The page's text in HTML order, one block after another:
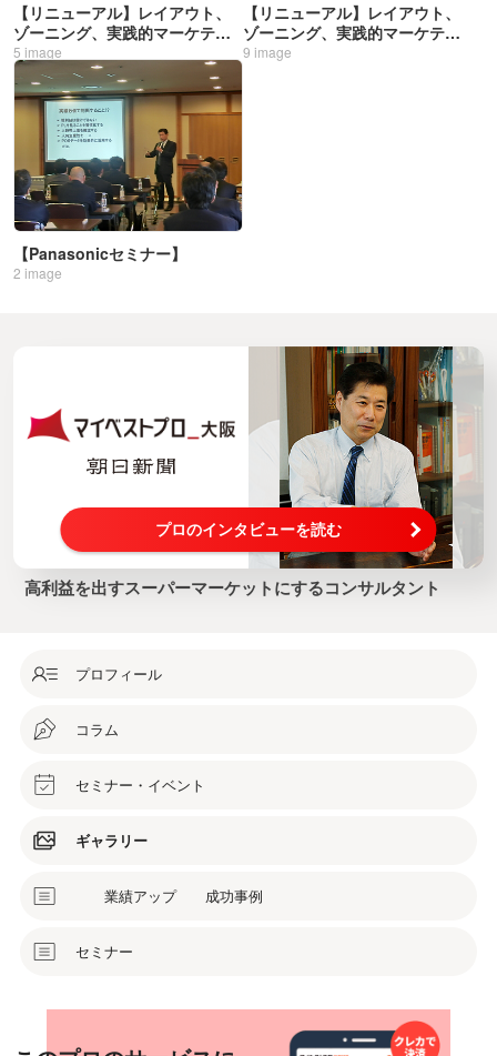
【リニューアル】レイアウト、
ゾーニング、実践的マーケティ
ング、マーチャンダイジング
5 image
【リニューアル】レイアウト、
ゾーニング、実践的マーケティ
ング、マーチャンダイジング
9 image
【Panasonicセミナー】
2 image
プロのインタビューを読む
高利益を出すスーパーマーケットにするコンサルタント
プロフィール
コラム
セミナー・イベント
ギャラリー
業績アップ 成功事例
セミナー